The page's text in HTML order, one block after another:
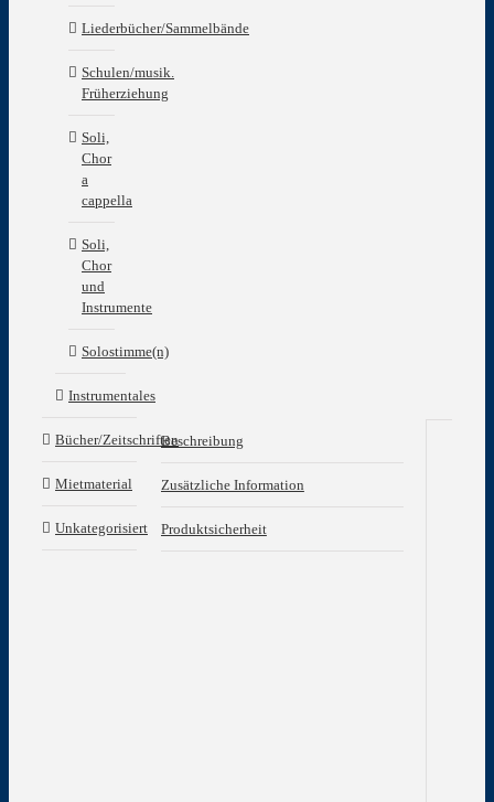
Beschreibung
Zusätzliche Information
Produktsicherheit
Liederbücher/Sammelbände
Schulen/musik.
Früherziehung
Soli,
Chor
a
cappella
Soli,
Chor
und
Instrumente
Solostimme(n)
Instrumentales
Bücher/Zeitschriften
Mietmaterial
Unkategorisiert